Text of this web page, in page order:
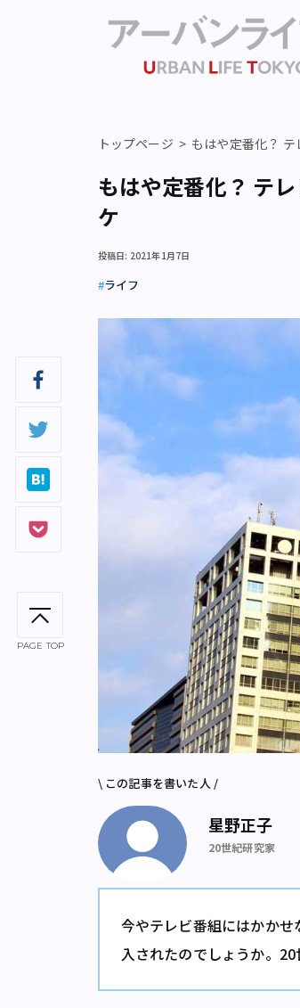
PAGE TOP
トップページ もはや定番化？
もはや定番化？ テ
ケ
投稿日: 2021年1月7日
ライフ
\ この記事を書いた人 /
星野正子
20世紀研究家
今やテレビ番組にはかか
入されたのでしょうか。20